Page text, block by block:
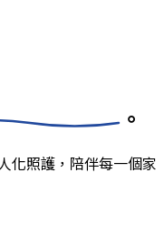
。
化照護，陪伴每一個家